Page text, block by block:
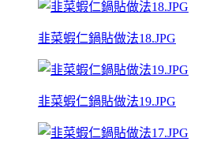
韭菜蝦仁鍋貼做法18.JPG
韭菜蝦仁鍋貼做法19.JPG